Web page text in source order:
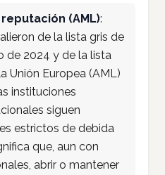
(AML):
de la lista gris de
de 2024 y de la lista
Unión Europea (AML)
instituciones
siguen
estrictos de debida
que, aun con
abrir o mantener